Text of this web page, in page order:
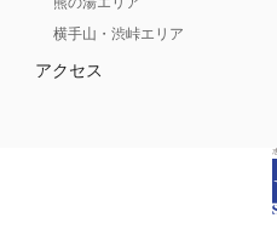
横手山・渋峠エリア
アクセス